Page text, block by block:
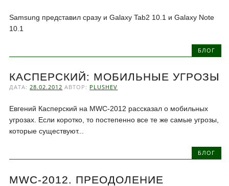
Samsung представил сразу и Galaxy Tab2 10.1 и Galaxy Note
10.1
БЛОГ
КАСПЕРСКИЙ: МОБИЛЬНЫЕ УГРОЗЫ
ДАТА:28.02.2012 АВТОР: PLUSHEV
Евгений Касперский на MWC-2012 рассказал о мобильных
угрозах. Если коротко, то постепенно все те же самые угрозы,
которые существуют...
БЛОГ
MWC-2012. ПРЕОДОЛЕНИЕ